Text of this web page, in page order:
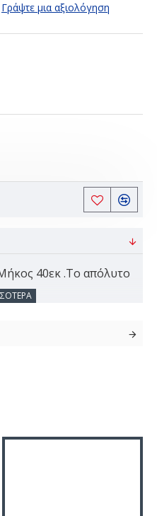
Γράψτε μια αξιολόγηση
40εκ .Το απόλυτο